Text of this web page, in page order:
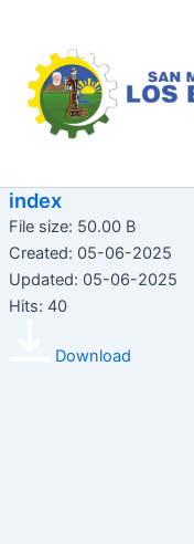
contenido
index
File size: 50.00 B
Created: 05-06-2025
Updated: 05-06-2025
Hits: 40
Download